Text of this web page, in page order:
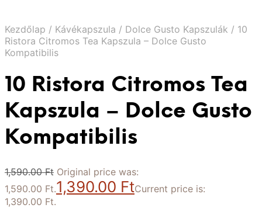
Kezdőlap / Kávékapszula / Dolce Gusto Kapszulák / 10
Ristora Citromos Tea Kapszula – Dolce Gusto
Kompatibilis
10 Ristora Citromos Tea
Kapszula – Dolce Gusto
Kompatibilis
1,590.00Ft Original price was:
1,590.00 Ft.1,390.00 FtCurrent price is:
1,390.00 Ft.